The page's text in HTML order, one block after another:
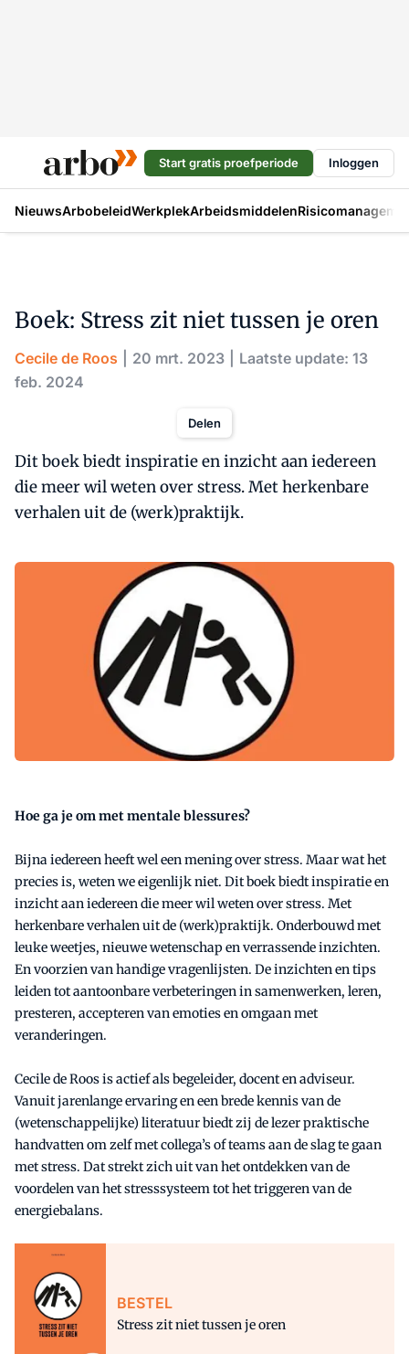
Start gratis proefperiode Inloggen
NieuwsArbobeleidWerkplekArbeidsmiddelen
Boek: Stress zit niet tussen je oren
Cecile de Roos 20 mrt. 2023
Laatste update: 13
feb. 2024
Delen
Dit boek biedt inspiratie en inzicht aan iedereen
die meer wil weten over stress. Met herkenbare
verhalen uit de (werk)praktijk.
Hoe ga je om met mentale blessures?
Bijna iedereen heeft wel een mening over stress. Maar wat het
precies is, weten we eigenlijk niet. Dit boek biedt inspiratie en
inzicht aan iedereen die meer wil weten over stress. Met
herkenbare verhalen uit de (werk)praktijk. Onderbouwd met
leuke weetjes, nieuwe wetenschap en verrassende inzichten.
En voorzien van handige vragenlijsten. De inzichten en tips
leiden tot aantoonbare verbeteringen in samenwerken, leren,
presteren, accepteren van emoties en omgaan met
veranderingen.
Cecile de Roos is actief als begeleider, docent en adviseur.
Vanuit jarenlange ervaring en een brede kennis van de
(wetenschappelijke) literatuur biedt zij de lezer praktische
handvatten om zelf met collega’s of teams aan de slag te gaan
met stress. Dat strekt zich uit van het ontdekken van de
voordelen van het stresssysteem tot het triggeren van de
energiebalans.
BESTEL
Stress zit niet tussen je oren